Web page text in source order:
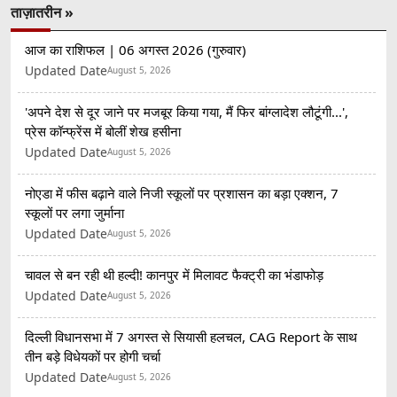
ताज़ातरीन »
आज का राशिफल | 06 अगस्त 2026 (गुरुवार)
Updated DateAugust 5, 2026
'अपने देश से दूर जाने पर मजबूर किया गया, मैं फिर बांग्लादेश लौटूंगी...',
प्रेस कॉन्फ्रेंस में बोलीं शेख हसीना
Updated DateAugust 5, 2026
नोएडा में फीस बढ़ाने वाले निजी स्कूलों पर प्रशासन का बड़ा एक्शन, 7
स्कूलों पर लगा जुर्माना
Updated DateAugust 5, 2026
चावल से बन रही थी हल्दी! कानपुर में मिलावट फैक्ट्री का भंडाफोड़
Updated DateAugust 5, 2026
दिल्ली विधानसभा में 7 अगस्त से सियासी हलचल, CAG Report के साथ
तीन बड़े विधेयकों पर होगी चर्चा
Updated DateAugust 5, 2026